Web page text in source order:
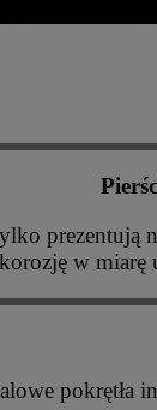
prezentują
w miarę